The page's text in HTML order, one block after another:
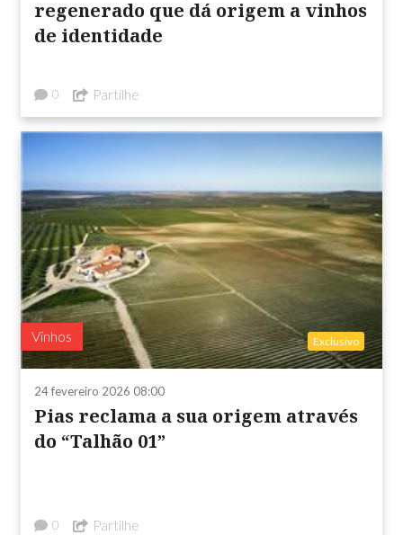
regenerado que dá origem a vinhos
de identidade
0 Partilhe
Vinhos Exclusivo
24 fevereiro 2026 08:00
Pias reclama a sua origem através
do “Talhão 01”
0 Partilhe